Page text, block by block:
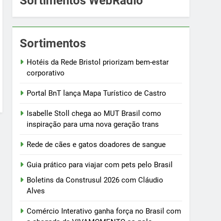
Sortimentos
Hotéis da Rede Bristol priorizam bem-estar
corporativo
Portal BnT lança Mapa Turístico de Castro
Isabelle Stoll chega ao MUT Brasil como
inspiração para uma nova geração trans
Rede de cães e gatos doadores de sangue
Guia prático para viajar com pets pelo Brasil
Boletins da Construsul 2026 com Cláudio
Alves
Comércio Interativo ganha força no Brasil com